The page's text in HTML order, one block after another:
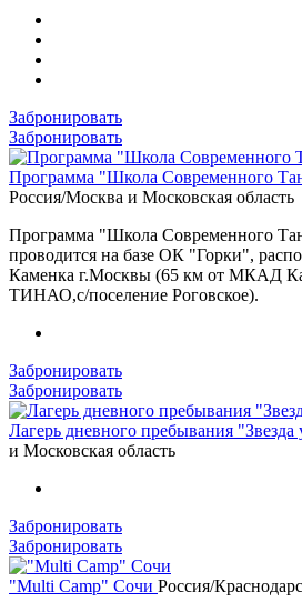
Забронировать
Забронировать
Программа "Школа Современного
Россия/Москва и Московская область
Программа "Школа Современного
проводится на базе ОК "Горки",
Каменка г.Москвы (65 км от МКАД
ТИНАО,с/поселение Роговское).
Забронировать
Забронировать
Лагерь дневного пребывания "Звезда
и Московская область
Забронировать
Забронировать
"Multi Camp" Сочи Россия/